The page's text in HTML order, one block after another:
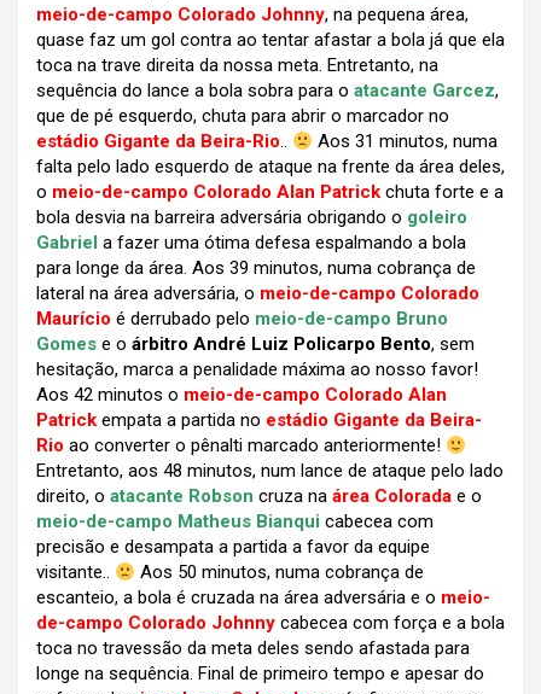
meio-de-campo Colorado Johnny, na pequena área,
quase faz um gol contra ao tentar afastar a bola já que ela
toca na trave direita da nossa meta. Entretanto, na
sequência do lance a bola sobra para o atacante Garcez,
que de pé esquerdo, chuta para abrir o marcador no
estádio Gigante da Beira-Rio..
Aos 31 minutos, numa
falta pelo lado esquerdo de ataque na frente da área deles,
o meio-de-campo Colorado Alan Patrick chuta forte e a
bola desvia na barreira adversária obrigando o goleiro
Gabriel a fazer uma ótima defesa espalmando a bola
para longe da área. Aos 39 minutos, numa cobrança de
lateral na área adversária, o meio-de-campo Colorado
Maurício é derrubado pelo meio-de-campo Bruno
Gomes e o árbitro André Luiz Policarpo Bento, sem
hesitação, marca a penalidade máxima ao nosso favor!
Aos 42 minutos o meio-de-campo Colorado Alan
Patrick empata a partida no estádio Gigante da Beira-
Rio ao converter o pênalti marcado anteriormente!
Entretanto, aos 48 minutos, num lance de ataque pelo lado
direito, o atacante Robson cruza na área Colorada e o
meio-de-campo Matheus Bianqui cabecea com
precisão e desampata a partida a favor da equipe
visitante..
Aos 50 minutos, numa cobrança de
escanteio, a bola é cruzada na área adversária e o meio-
de-campo Colorado Johnny cabecea com força e a bola
toca no travessão da meta deles sendo afastada para
longe na sequência. Final de primeiro tempo e apesar do